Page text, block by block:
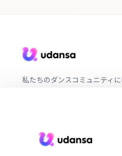
私たちのダンスコミュニティに